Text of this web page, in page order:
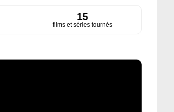
15
films et séries tournés